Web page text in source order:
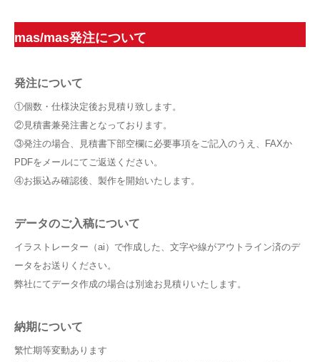
mas/mas発注について
発注について
①個数・仕様決定後お見積り致します。
②見積書兼発注書となっております。
③発注の場合、見積書下部空欄に必要事項をご記入のうえ、FAXか
PDFをメールにてご返送ください。
④お振込み確認後、製作を開始いたします。
データのご入稿について
イラストレーター（ai）で作成した、文字や線がアウトライン済のデ
ータをお送りください。
弊社にてデータ作成の場合は別途お見積りいたします。
納期について
繁忙期等変動あります